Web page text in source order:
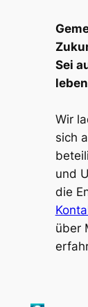
Sei
Wir
sich
und
die
über